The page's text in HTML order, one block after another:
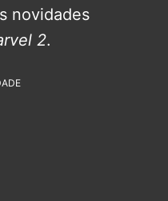
novidades
2.